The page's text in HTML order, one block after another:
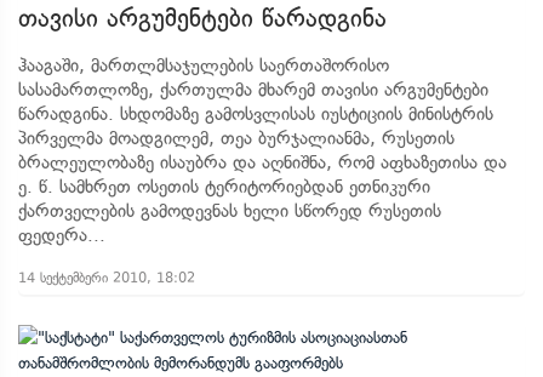
თავისი არგუმენტები წარადგინა
ჰააგაში, მართლმსაჯულების საერთაშორისო
სასამართლოზე, ქართულმა მხარემ თავისი არგუმენტები
წარადგინა. სხდომაზე გამოსვლისას იუსტიციის მინისტრის
პირველმა მოადგილემ, თეა ბურჯალიანმა, რუსეთის
ბრალეულობაზე ისაუბრა და აღნიშნა, რომ აფხაზეთისა და
ე. წ. სამხრეთ ოსეთის ტერიტორიებდან ეთნიკური
ქართველების გამოდევნას ხელი სწორედ რუსეთის
ფედერა...
14 სექტემბერი 2010, 18:02